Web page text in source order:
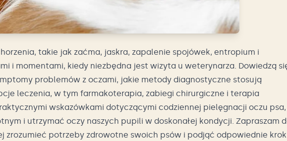
takie jak zaćma, jaskra, zapalenie spojówek, entropium i
i momentami, kiedy niezbędna jest wizyta u weterynarza. Dowiedzą
problemów z oczami, jakie metody diagnostyczne stosują
leczenia, w tym farmakoterapia, zabiegi chirurgiczne i terapia
wskazówkami dotyczącymi codziennej pielęgnacji oczu psa,
i utrzymać oczy naszych pupili w doskonałej kondycji. Zapraszam
zrozumieć potrzeby zdrowotne swoich psów i podjąć odpowiednie